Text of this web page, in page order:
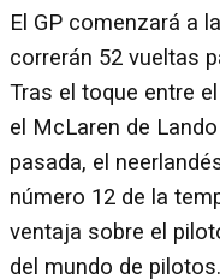
El GP comenzará a
correrán 52 vueltas
Tras el toque entre
el McLaren de
pasada, el
número 12 de la
ventaja sobre el
del mundo de pilotos.